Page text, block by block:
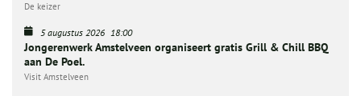
De keizer
5 augustus 2026 18:00
Jongerenwerk Amstelveen organiseert gratis Grill & Chill BBQ
aan De Poel.
Visit Amstelveen